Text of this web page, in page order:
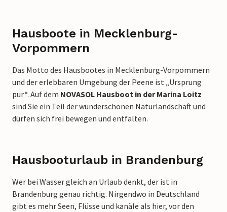
Hausboote in Mecklenburg-
Vorpommern
Das Motto des Hausbootes in Mecklenburg-Vorpommern
und der erlebbaren Umgebung der Peene ist „Ursprung
pur“. Auf dem NOVASOL Hausboot in der Marina Loitz
sind Sie ein Teil der wunderschönen Naturlandschaft und
dürfen sich frei bewegen und entfalten.
Hausbooturlaub in Brandenburg
Wer bei Wasser gleich an Urlaub denkt, der ist in
Brandenburg genau richtig. Nirgendwo in Deutschland
gibt es mehr Seen, Flüsse und kanäle als hier, vor den